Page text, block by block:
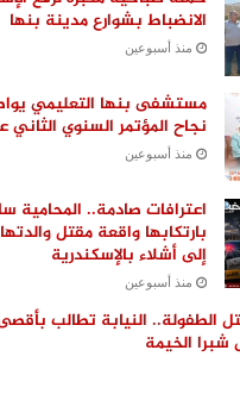
الانضباط بشوارع مدينة بنها
منذ أسبوعين
مستشفى بنها التعليمي
نجاح المؤتمر السنوي
منذ أسبوعين
اعترافات صادمة.. المحامية
بارتكابها واقعة مقتل
إلى أشلاء بالإسكندرية
منذ أسبوعين
الطفولة.. النيابة تطالب
الخيمة